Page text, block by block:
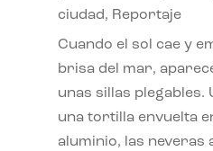
ciudad, Reportaje
Cuando el sol cae y
brisa del mar,
unas sillas plegables.
una tortilla envuelta
aluminio, las neveras